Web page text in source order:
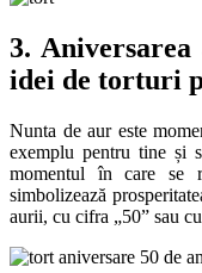
3.
idei de torturi
Nunta de aur este
exemplu pentru tine și
momentul în care se
simbolizează
aurii, cu cifra „50” sau